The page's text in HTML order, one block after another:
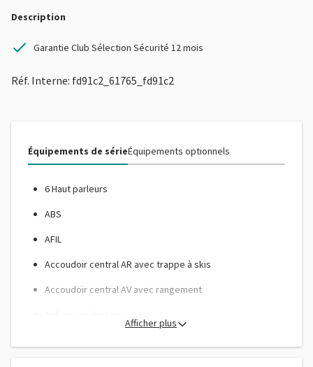
Description
Garantie Club Sélection Sécurité 12 mois
Réf. Interne: fd91c2_61765_fd91c2
Équipements de sérieÉquipements optionnels
6 Haut parleurs
ABS
AFIL
Accoudoir central AR avec trappe à skis
Accoudoir central AV avec rangement
Afficher plus